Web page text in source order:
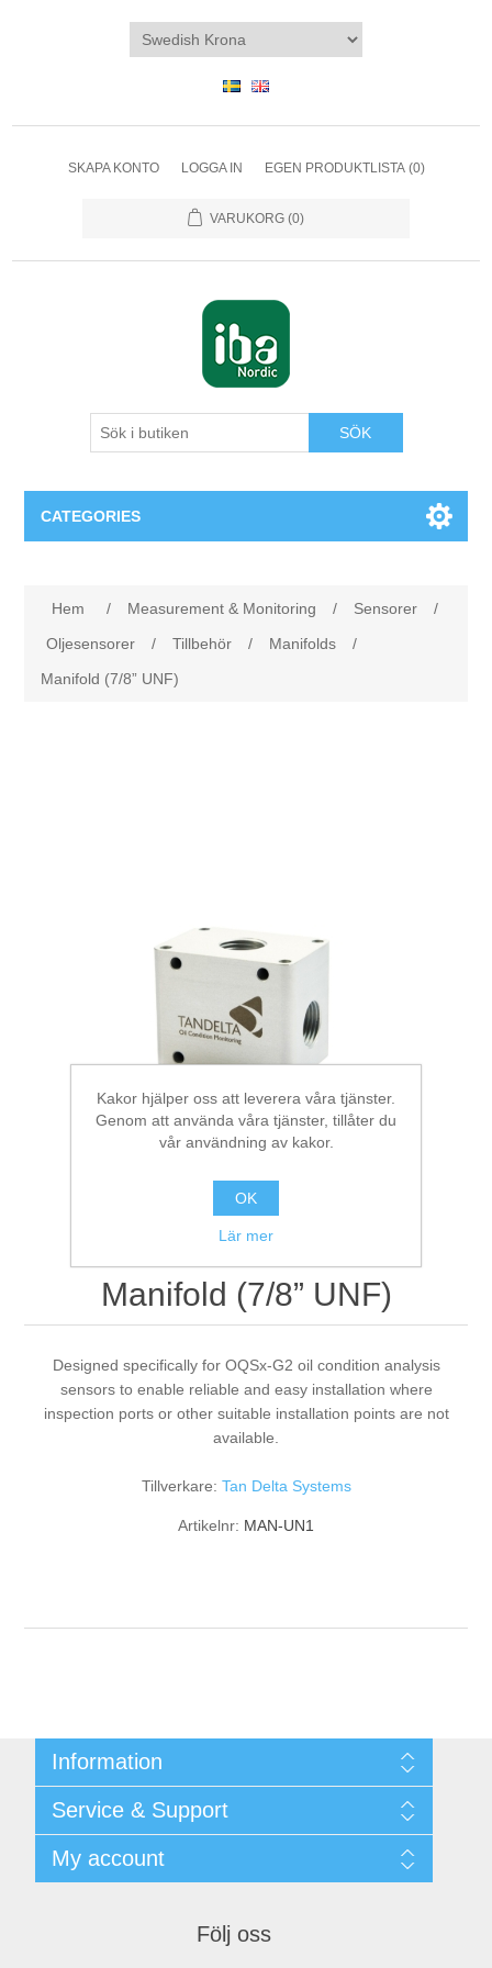
SKAPA KONTO LOGGA IN EGEN PRODUKTLISTA (0)
VARUKORG (0)
SÖK
CATEGORIES
Felsökning
Vibrationsanalys
Temperaturmätning
Produkter
Begner Machines
Hem / Measurement & Monitoring / Sensorer
/
Oljesensorer
/ Tillbehör / Manifolds
/
Manifold (7/8” UNF)
Manifold (7/8” UNF)
Designed specifically for OQSx-G2 oil condition analysis
sensors to enable reliable and easy installation where
inspection ports or other suitable installation points are not
available.
Tillverkare: Tan Delta Systems
Artikelnr: MAN-UN1
Information
Integritetspolicy
Terms & Conditions
Begner Machines & Mechanical Systems
Service & Support
Downloads
My account
Följ oss
Kakor hjälper oss att leverera våra tjänster.
Genom att använda våra tjänster, tillåter du
vår användning av kakor.
OK
Lär mer